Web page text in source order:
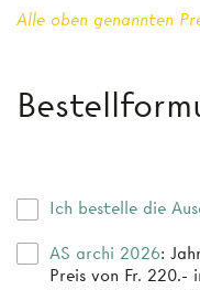
Alle oben genannten
Ich bestelle die
AS archi 2026:
Preis von Fr. 220.-